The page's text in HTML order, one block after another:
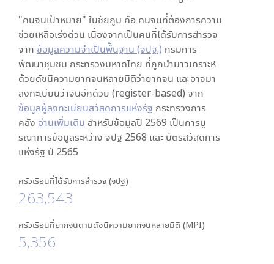
"คนจนเป้าหมาย" ในชัยภูมิ คือ คนจนที่ต้องการความ
ช่วยเหลือเร่งด่วน เนื่องจากเป็นคนที่ได้รับการสำรวจ
จาก ข้อมูลความจำเป็นพื้นฐาน (จปฐ.) กรมการ
พัฒนาชุมชน กระทรวงมหาดไทย ที่ถูกนำมาวิเคราะห์
ด้วยดัชนีความยากจนหลายมิติว่ายากจน และอาจมา
ลงทะเบียนว่าจนอีกด้วย (register-based) จาก
ข้อมูลผู้ลงทะเบียนสวัสดิการแห่งรัฐ กระทรวงการ
คลัง อ่านเพิ่มเติม สำหรับข้อมูลปี 2569 เป็นการบู
รณาการข้อมูลระหว่าง จปฐ 2568 และ บัตรสวัสดิการ
แห่งรัฐ ปี 2565
ครัวเรือนที่ได้รับการสำรวจ (จปฐ)
263,543
ครัวเรือนที่ยากจนตามดัชนีความยากจนหลายมิติ (MPI)
5,356